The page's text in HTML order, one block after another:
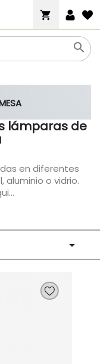
shopping_cart

lámparas de
en diferentes
o vidrio.
